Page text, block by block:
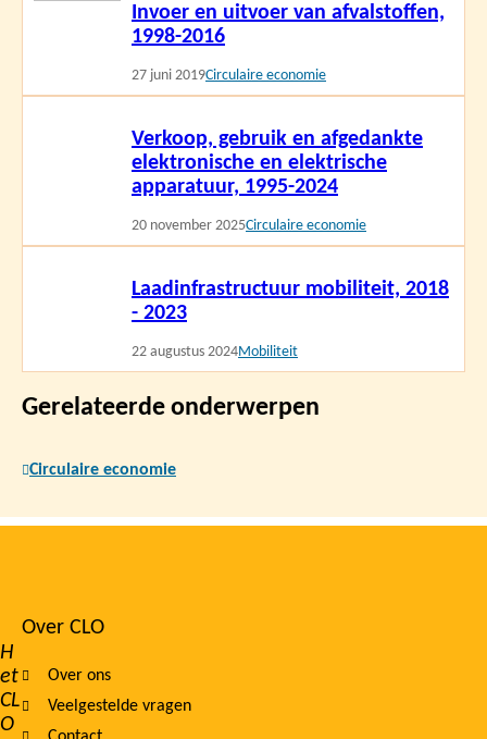
Invoer en uitvoer van afvalstoffen,
1998-2016
27 juni 2019Circulaire economie
Verkoop, gebruik en afgedankte
elektronische en elektrische
apparatuur, 1995-2024
20 november 2025Circulaire economie
Laadinfrastructuur mobiliteit, 2018
- 2023
22 augustus 2024Mobiliteit
Gerelateerde onderwerpen
Circulaire economie
H
et
CL
O
Footer
navigation
Over CLO
Over ons
Veelgestelde vragen